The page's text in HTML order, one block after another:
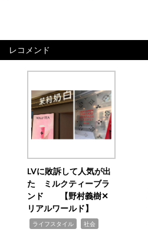
レコメンド
LVに敗訴して人気が出
た ミルクティーブラ
ンド 【野村義樹✕
リアルワールド】
ライフスタイル 社会